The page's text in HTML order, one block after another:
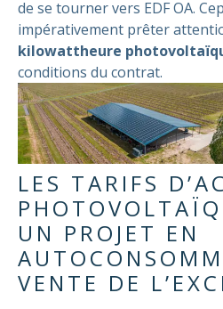
de se tourner vers EDF OA.
impérativement prêter
kilowattheure
conditions du contrat.
LES TARIFS
UN PROJET EN
VENTE DE